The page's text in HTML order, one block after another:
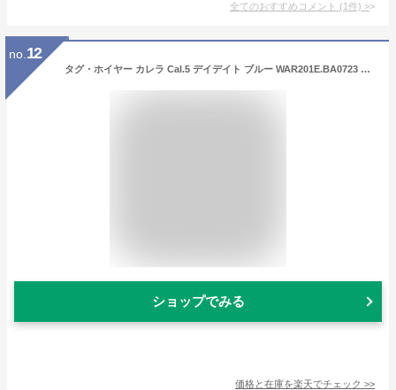
全てのおすすめコメント (1件) >
no. 12
タグ・ホイヤー カレラ Cal.5 デイデイト ブルー WAR201E.BA0723 TAG HEUER 新品メンズ 腕時計 送料無料
ショップでみる
価格と在庫を楽天でチェック >>